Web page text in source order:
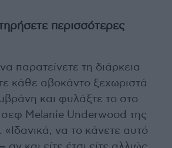
περισσότερες
παρατείνετε τη διάρκεια
κάθε αβοκάντο ξεχωριστά
και φυλάξτε το στο
σεφ Melanie Underwood της
να το κάνετε αυτό